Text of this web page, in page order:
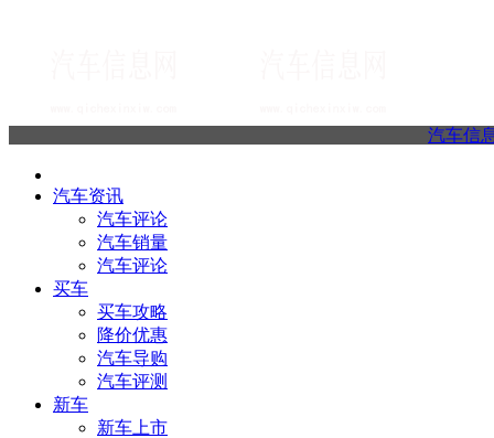
汽车信
汽车资讯
汽车评论
汽车销量
汽车评论
买车
买车攻略
降价优惠
汽车导购
汽车评测
新车
新车上市